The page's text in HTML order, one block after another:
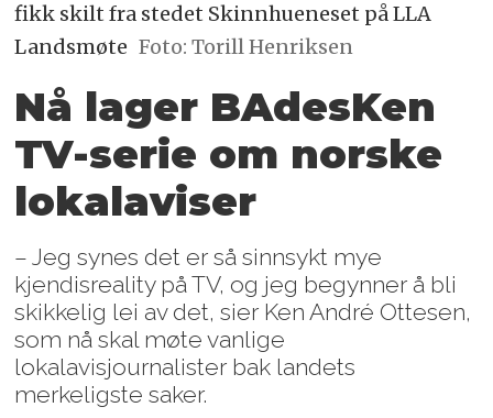
fikk skilt fra stedet Skinnhueneset på LLA
Landsmøte Foto: Torill Henriksen
Nå lager BAdesKen
TV-serie om norske
lokalaviser
– Jeg synes det er så sinnsykt mye
kjendisreality på TV, og jeg begynner å bli
skikkelig lei av det, sier Ken André Ottesen,
som nå skal møte vanlige
lokalavisjournalister bak landets
merkeligste saker.